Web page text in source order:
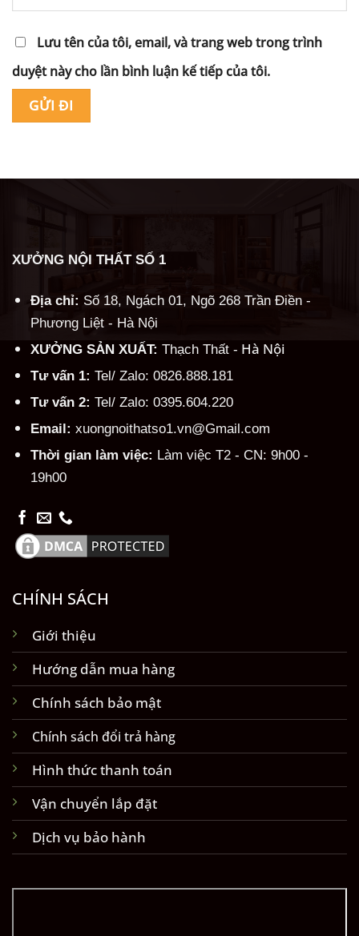
Lưu tên của tôi, email, và trang web trong trình
duyệt này cho lần bình luận kế tiếp của tôi.
XƯỞNG NỘI THẤT SỐ 1
Địa chỉ: Số 18, Ngách 01, Ngõ 268 Trần Điền -
Phương Liệt - Hà Nội
XƯỞNG SẢN XUẤT: Thạch Thất - Hà Nội
Tư vấn 1: Tel/ Zalo: 0826.888.181
Tư vấn 2: Tel/ Zalo: 0395.604.220
Email: xuongnoithatso1.vn@Gmail.com
Thời gian làm việc: Làm việc T2 - CN: 9h00 -
19h00
CHÍNH SÁCH
Giới thiệu
Hướng dẫn mua hàng
Chính sách bảo mật
Chính sách đổi trả hàng
Hình thức thanh toán
Vận chuyển lắp đặt
Dịch vụ bảo hành